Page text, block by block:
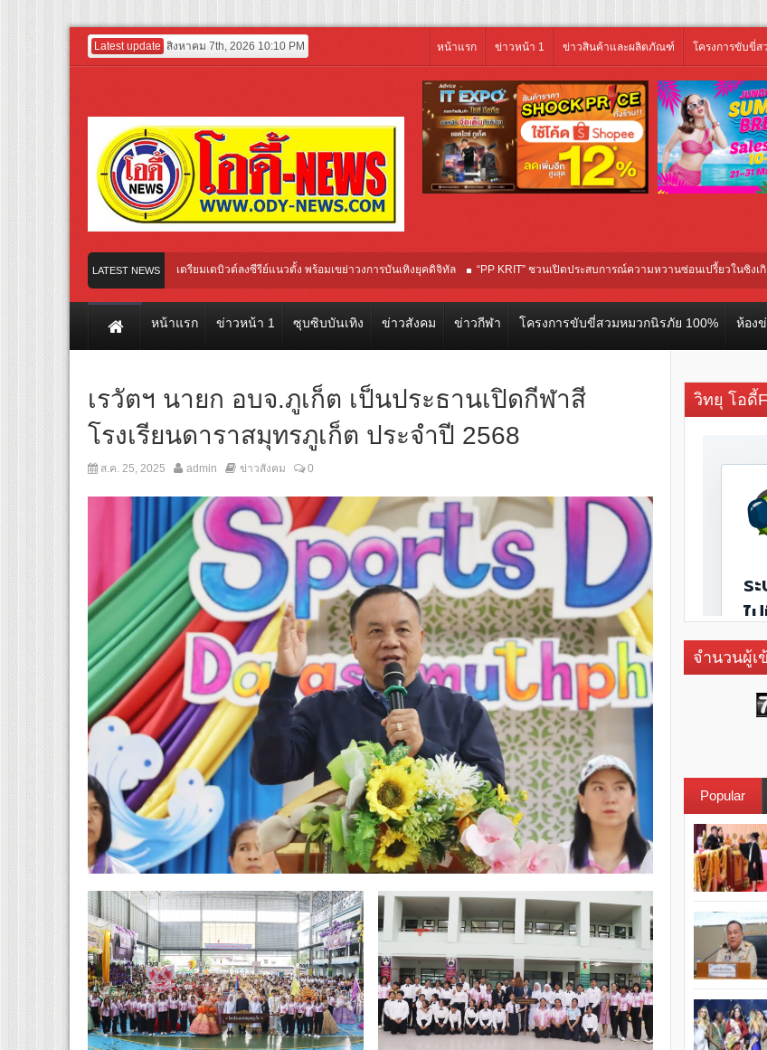
Latest update สิงหาคม 7th, 2026 10:10 PM หน้าแรก ข่าวหน้า 1 ข่าวสินค้าและผลิตภัณฑ์ โครงการขับขี่
LATEST NEWS
ะ-นาง AI” คู่แรกของไทย เตรียมเดบิวต์ลงซีรีย์แนวตั้ง พร้อมเขย่าวงการบันเทิงยุคดิจิทัล “PP KRIT” ชวนเปิดประสบการณ์ความหวานซ่อนเปรี้ยวในซิงเกิลใหม่
หน้าแรก ข่าวหน้า 1 ซุบซิบบันเทิง ข่าวสังคม ข่าวกีฬา โครงการขับขี่สวมหมวกนิรภัย 100% ห้อง
เรวัตฯ นายก อบจ.ภูเก็ต เป็นประธานเปิดกีฬาสี
โรงเรียนดาราสมุทรภูเก็ต ประจำปี 2568
ส.ค. 25, 2025 admin ข่าวสังคม 0
วิทยุ โอดี้
จำนวนผู้เ
Popular